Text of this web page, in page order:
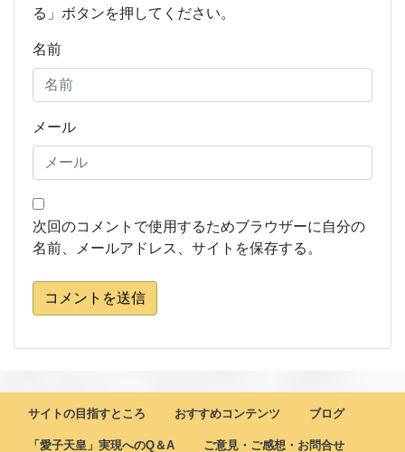
る」ボタンを押してください。
名前
メール
次回のコメントで使用するためブラウザーに自分の
名前、メールアドレス、サイトを保存する。
コメントを送信
サイトの目指すところ おすすめコンテンツ ブログ
「愛子天皇」実現へのQ＆A ご意見・ご感想・お問合せ